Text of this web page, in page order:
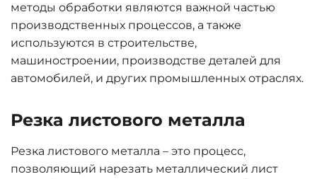
методы обработки являются важной частью
производственных процессов, а также
используются в строительстве,
машиностроении, производстве деталей для
автомобилей, и других промышленных отраслях.
Резка листового металла
Резка листового металла – это процесс,
позволяющий нарезать металлический лист